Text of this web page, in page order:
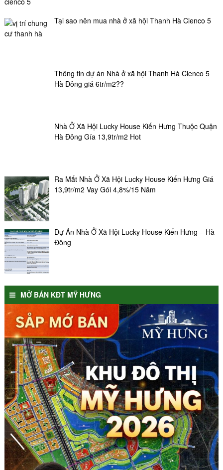
Tại sao nên mua nhà ở xã hội Thanh Hà Cienco 5
Thông tin dự án Nhà ở xã hội Thanh Hà Cienco 5
Hà Đông giá 6tr/m2??
Nhà Ở Xã Hội Lucky House Kiến Hưng Thuộc Quận
Hà Đông Gía 13,9tr/m2 Hot
Ra Mắt Nhà Ở Xã Hội Lucky House Kiến Hưng Giá
13,9tr/m2 Vay Gói 4,8%/15 Năm
Dự Án Nhà Ở Xã Hội Lucky House Kiến Hưng – Hà
Đông
MỞ BÁN KĐT MỸ HƯNG